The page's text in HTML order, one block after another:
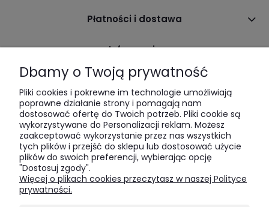
Płatności i dostawa
Informacje
O nas
LukkaWoods | ul. Sienna 64 | 00-825 Warszawa | tel:
520 | e-mail:bok@lukkawoods.pl
Dbamy o Twoją prywatność
Pliki cookies i pokrewne im technologie umożliwiają
poprawne działanie strony i pomagają nam
dostosować ofertę do Twoich potrzeb. Pliki cookie są
wykorzystywane do Personalizacji reklam. Możesz
zaakceptować wykorzystanie przez nas wszystkich
tych plików i przejść do sklepu lub dostosować użycie
plików do swoich preferencji, wybierając opcję
"Dostosuj zgody".
Więcej o plikach cookies przeczytasz w naszej Polityce
prywatności.